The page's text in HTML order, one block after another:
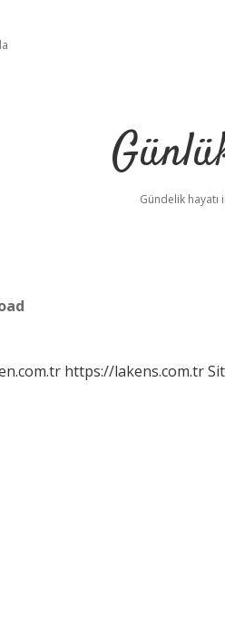
Gündelik hayatı
https://lakens.com.tr